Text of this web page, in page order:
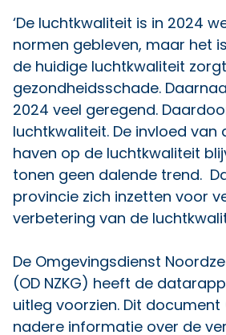
‘De luchtkwaliteit is in 2024
normen gebleven, maar het
de huidige luchtkwaliteit
gezondheidsschade.
2024 veel geregend.
luchtkwaliteit. De invloed van
haven op de luchtkwaliteit
tonen geen dalende trend.
provincie zich inzetten voor
verbetering van de
De Omgevingsdienst
(OD NZKG) heeft de
uitleg voorzien. Dit document
nadere informatie over de